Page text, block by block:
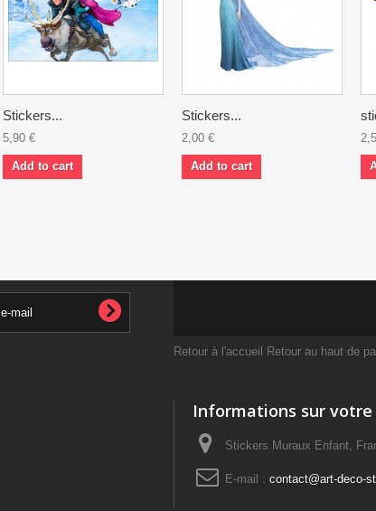
Stickers...
5,90 €
Add to cart
Stickers...
2,00 €
Add to cart
Retour à l'accueil Retour au haut de
Informations sur
Stickers Muraux Enfant,
E-mail : contact@art-deco-